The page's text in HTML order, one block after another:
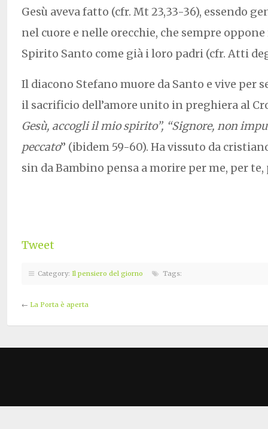
Gesù aveva fatto (cfr. Mt 23,33-36), essendo
nel cuore e nelle orecchie, che sempre
Spirito Santo come già i loro padri (cfr. Atti
Il diacono Stefano muore da Santo e vive per
il sacrificio dell’amore unito in preghiera al
Gesù, accogli il mio spirito”, “Signore, non
peccato” (ibidem 59-60). Ha vissuto da
sin da Bambino pensa a morire per me, per
Tweet
Category: Il pensiero del giorno Tags:
← La Porta è aperta